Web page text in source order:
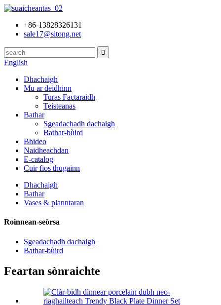
+86-13828326131
sale17@sitong.net
English
Dhachaigh
Mu ar deidhinn
Turas Factaraidh
Teisteanas
Bathar
Sgeadachadh dachaigh
Bathar-bùird
Bhideo
Naidheachdan
E-catalog
Cuir fios thugainn
Dhachaigh
Bathar
Vases & planntaran
Roinnean-seòrsa
Sgeadachadh dachaigh
Bathar-bùird
Feartan sònraichte